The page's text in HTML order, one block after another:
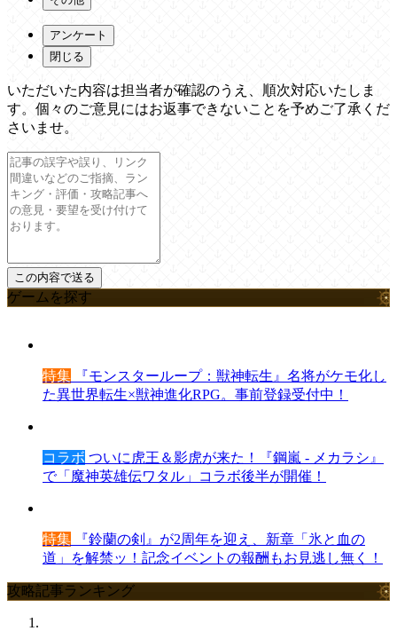
アンケート
閉じる
いただいた内容は担当者が確認のうえ、順次対応いたしま
す。個々のご意見にはお返事できないことを予めご了承くだ
さいませ。
ゲームを探す
特集 『モンスターループ：獣神転生』名将がケモ化し
た異世界転生×獣神進化RPG。事前登録受付中！
コラボ ついに虎王＆影虎が来た！『鋼嵐 - メカラシ』
で「魔神英雄伝ワタル」コラボ後半が開催！
特集 『鈴蘭の剣』が2周年を迎え、新章「氷と血の
道」を解禁ッ！記念イベントの報酬もお見逃し無く！
攻略記事ランキング